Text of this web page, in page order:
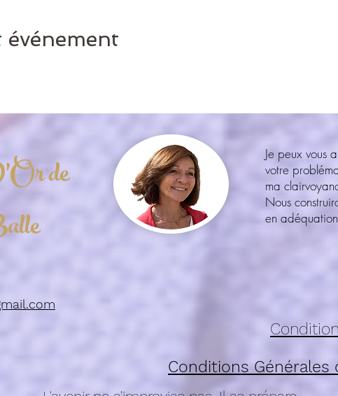
événement
de
Je peux vous
votre
ma
Nous
en
Conditions Générales